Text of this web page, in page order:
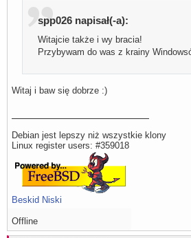
spp026 napisał(-a):
Witajcie także i wy bracia!
Przybywam do was z krainy
Witaj i baw się dobrze :)
Debian jest lepszy niż wszystkie klony
Linux register users: #359018
Beskid Niski
Offline